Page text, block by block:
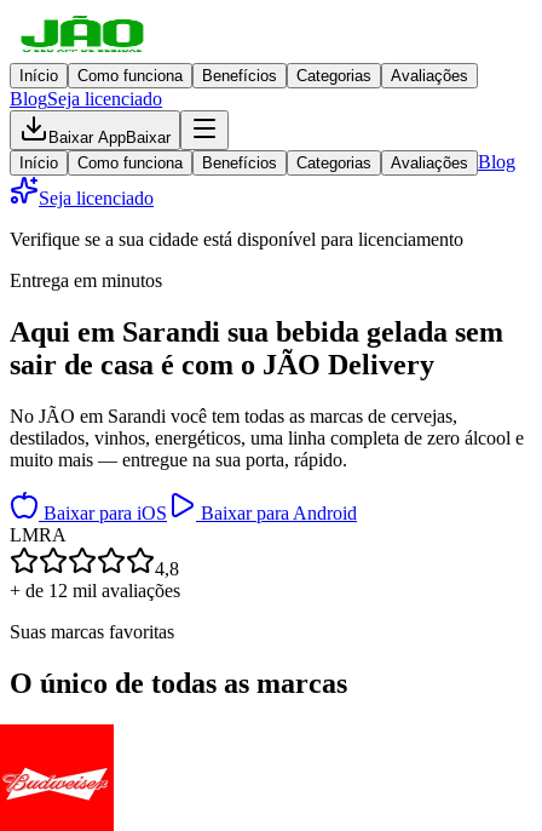
Início Como funciona Benefícios Categorias Avaliações
BlogSeja licenciado
Baixar AppBaixar
Início
Como funciona Benefícios Categorias Avaliações Blog
Seja licenciado
Verifique se a sua cidade está disponível para licenciamento
Entrega em minutos
Aqui em Sarandi sua bebida gelada sem
sair de casa é com o JÃO Delivery
No JÃO em Sarandi você tem todas as marcas de cervejas,
destilados, vinhos, energéticos, uma linha completa de zero álcool e
muito mais — entregue na sua porta, rápido.
Baixar para iOS
Baixar para Android
LMRA
4,8
+ de 12 mil avaliações
Suas marcas favoritas
O único de todas as marcas